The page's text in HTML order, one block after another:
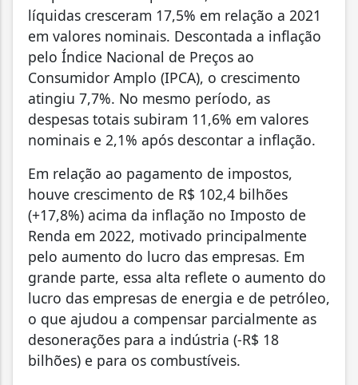
líquidas cresceram 17,5% em relação a 2021
em valores nominais. Descontada a inflação
pelo Índice Nacional de Preços ao
Consumidor Amplo (IPCA), o crescimento
atingiu 7,7%. No mesmo período, as
despesas totais subiram 11,6% em valores
nominais e 2,1% após descontar a inflação.
Em relação ao pagamento de impostos,
houve crescimento de R$ 102,4 bilhões
(+17,8%) acima da inflação no Imposto de
Renda em 2022, motivado principalmente
pelo aumento do lucro das empresas. Em
grande parte, essa alta reflete o aumento do
lucro das empresas de energia e de petróleo,
o que ajudou a compensar parcialmente as
desonerações para a indústria (-R$ 18
bilhões) e para os combustíveis.